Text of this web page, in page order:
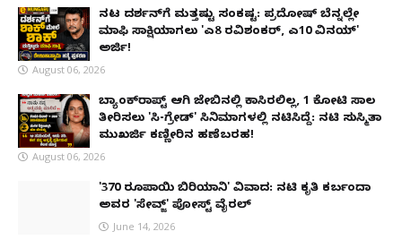
ನಟ ದರ್ಶನ್‌ಗೆ ಮತ್ತಷ್ಟು ಸಂಕಷ್ಟ: ಪ್ರದೋಷ್ ಬೆನ್ನಲ್ಲೇ
ಮಾಫಿ ಸಾಕ್ಷಿಯಾಗಲು 'ಎ8 ರವಿಶಂಕರ್, ಎ10 ವಿನಯ್'
ಅರ್ಜಿ!
August 06, 2026
ಬ್ಯಾಂಕ್‌ರಾಪ್ಟ್‌ ಆಗಿ ಜೇಬಿನಲ್ಲಿ ಕಾಸಿರಲಿಲ್ಲ, ₹1 ಕೋಟಿ ಸಾಲ
ತೀರಿಸಲು 'ಸಿ-ಗ್ರೇಡ್' ಸಿನಿಮಾಗಳಲ್ಲಿ ನಟಿಸಿದ್ದೆ: ನಟಿ ಸುಸ್ಮಿತಾ
ಮುಖರ್ಜಿ ಕಣ್ಣೀರಿನ ಹಣೆಬರಹ!
August 06, 2026
'370 ರೂಪಾಯಿ ಬಿರಿಯಾನಿ' ವಿವಾದ: ನಟಿ ಕೃತಿ ಕರ್ಬಂದಾ
ಅವರ 'ಸೇವ್ಜ್' ಪೋಸ್ಟ್ ವೈರಲ್
June 14, 2026